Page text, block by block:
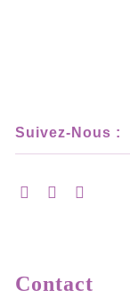
Suivez-Nous :
Contact